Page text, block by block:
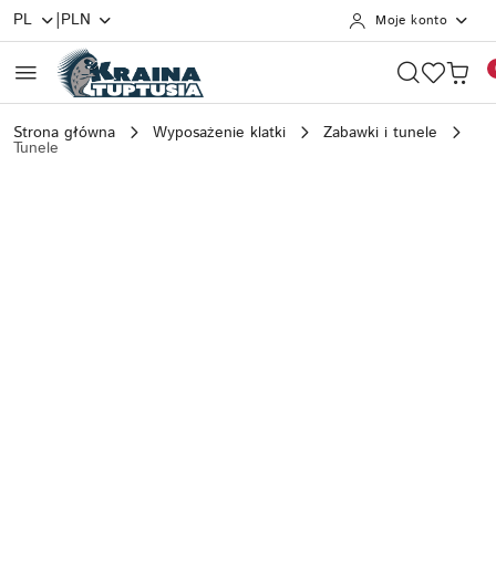
Przejdź do treści głównej
Przejdź do wyszukiwarki
Przejdź do moje konto
Przejdź do menu głównego
Przejdź do opisu produktu
Przejdź do stopki
PL |PLN Moje konto
Strona główna Wyposażenie klatki Zabawki i tunele
Tunele